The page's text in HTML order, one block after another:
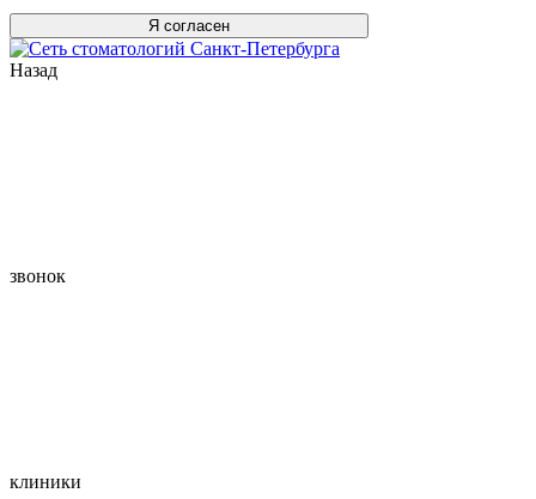
Я согласен
Назад
звонок
клиники